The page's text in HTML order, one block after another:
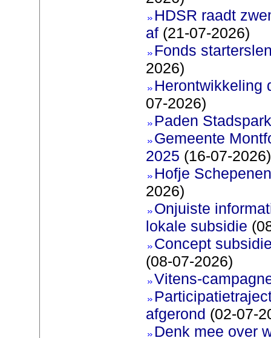
HDSR raadt
af(21-07-2026)
Fonds
2026)
Herontwikkeling
07-2026)
Paden
Gemeente
2025 (16-07-2026)
Hofje
2026)
Onjuiste
lokale subsidie
Concept
(08-07-2026)
Vitens-
afgerond (02-07-
Denk mee over